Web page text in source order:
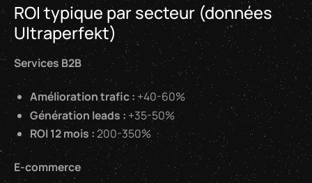
ROI typique par secteur (données
Ultraperfekt)
Services B2B
Amélioration trafic : +40-60%
Génération leads : +35-50%
ROI 12 mois :200-350%
E-commerce